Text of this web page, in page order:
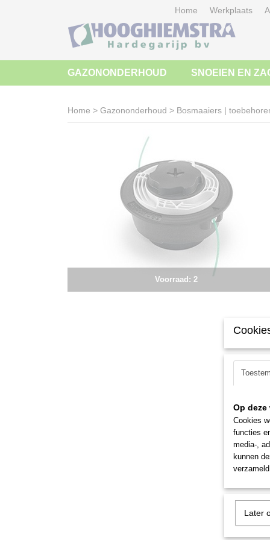
Home Werkplaats
GAZONONDERHOUD SNOEIEN EN
Home > Gazononderhoud > Bosmaaiers |
Voorraad: 2
Op
Cookies
functies
media-,
kunnen
Later